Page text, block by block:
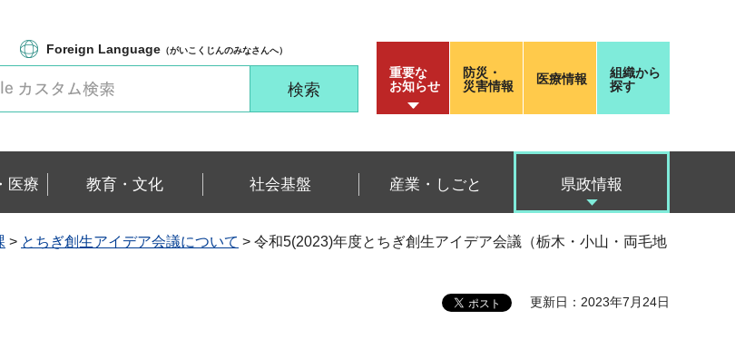
Foreign Language （がいこくじんのみなさんへ）
重要な
お知らせ
防災・
災害情報
医療情報
組織から
探す
医療 教育・文化 社会基盤 産業・しごと 県政情報
> とちぎ創生アイデア会議について > 令和5(2023)年度とちぎ創生アイデア会議（栃木・小山・両毛地
更新日：2023年7月24日